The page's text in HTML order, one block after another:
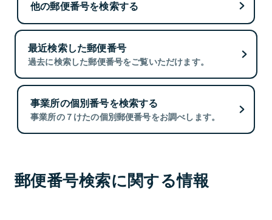
他の郵便番号を検索する
最近検索した郵便番号
過去に検索した郵便番号をご覧いただけます。
事業所の個別番号を検索する
事業所の７けたの個別郵便番号をお調べします。
郵便番号検索に関する情報